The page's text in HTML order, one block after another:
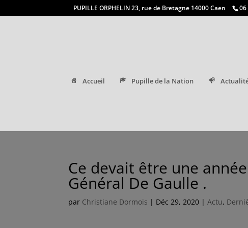
PUPILLE ORPHELIN 23, rue de Bretagne 14000 Caen 06
Accueil Pupille de la Nation
Ce devait être une
Général De Gaulle .
par Christiane Dormois | Déc 29, 2020 |Actu,